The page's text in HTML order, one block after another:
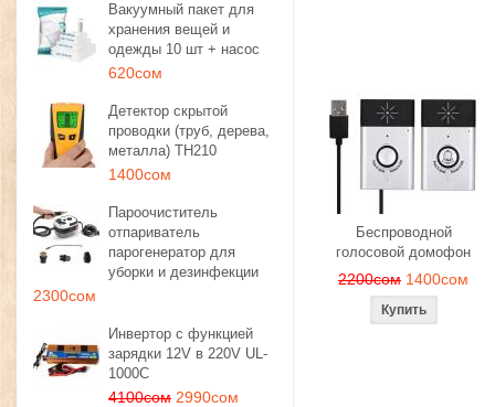
Вакуумный пакет для
хранения вещей и
одежды 10 шт + насос
620сом
Детектор скрытой
проводки (труб, дерева,
металла) TH210
1400сом
Пароочиститель
отпариватель
парогенератор для
уборки и дезинфекции
2300сом
Инвертор с функцией
зарядки 12V в 220V UL-
1000C
4100сом 2990сом
Беспроводной
голосовой домофон
2200сом 1400сом